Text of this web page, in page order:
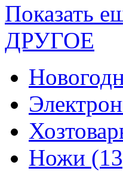
Показать
ДРУГОЕ
Ножи